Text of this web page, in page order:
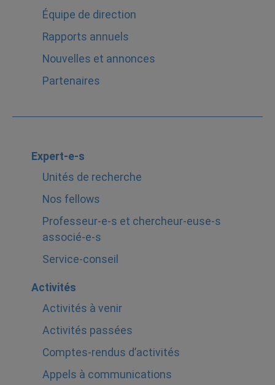
Équipe de direction
Rapports annuels
Nouvelles et annonces
Partenaires
Expert-e-s
Unités de recherche
Nos fellows
Professeur-e-s et chercheur-euse-s
associé-e-s
Service-conseil
Activités
Activités à venir
Activités passées
Comptes-rendus d’activités
Appels à communications